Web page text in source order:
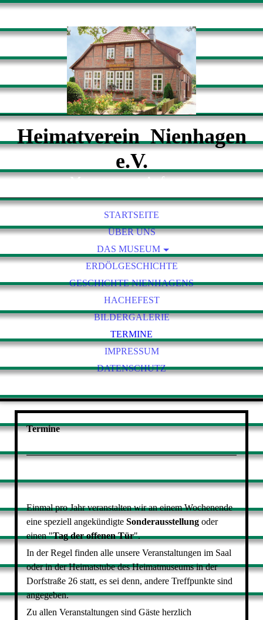
Heimatverein Nienhagen
e.V.
Museum zum Anfassen
STARTSEITE
ÜBER UNS
DAS MUSEUM
ALTE SCHULE
MITTWOCHSGRUPPE
CHRONIKEN
ERDÖLGESCHICHTE
GESCHICHTE NIENHAGENS
HACHEFEST
BILDERGALERIE
TERMINE
IMPRESSUM
DATENSCHUTZ
Termine
Einmal pro Jahr veranstalten wir an einem Wochenende
eine speziell angekündigte Sonderausstellungoder
einen "Tag der offenen Tür".
In der Regel finden alle unsere Veranstaltungen im Saal
oder in der Heimatstube des Heimatmuseums in der
Dorfstraße 26 statt, es sei denn, andere Treffpunkte sind
angegeben.
Zu allen Veranstaltungen sind Gäste herzlich